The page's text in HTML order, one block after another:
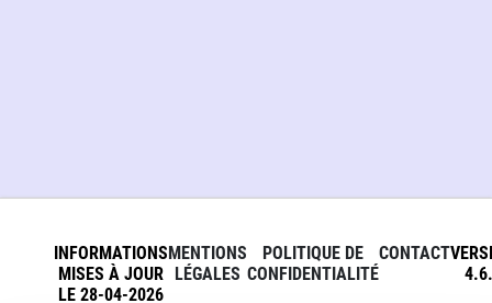
INFORMATIONS
MISES À JOUR
LE 28-04-2026
MENTIONS
LÉGALES
POLITIQUE DE
CONFIDENTIALITÉ
CONTACT